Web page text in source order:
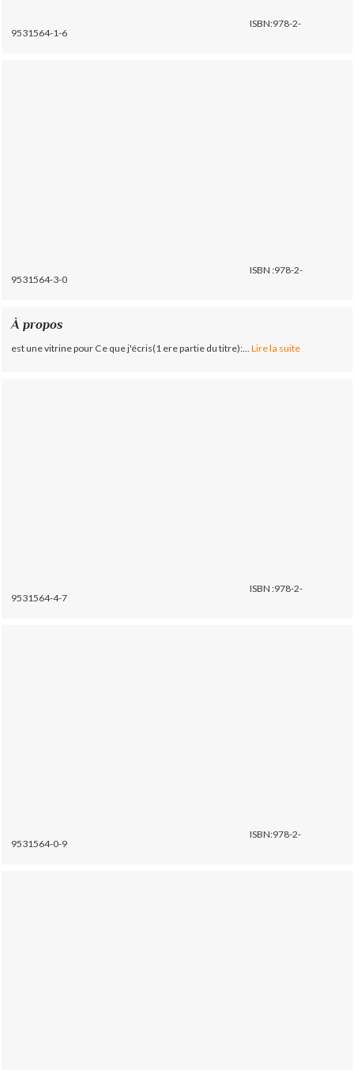
ISBN:978-2-
9531564-1-6
ISBN :978-2-
9531564-3-0
À propos
est une vitrine pour Ce que j'écris(1 ere partie du titre):... Lire la suite
ISBN :978-2-
9531564-4-7
ISBN:978-2-
9531564-0-9